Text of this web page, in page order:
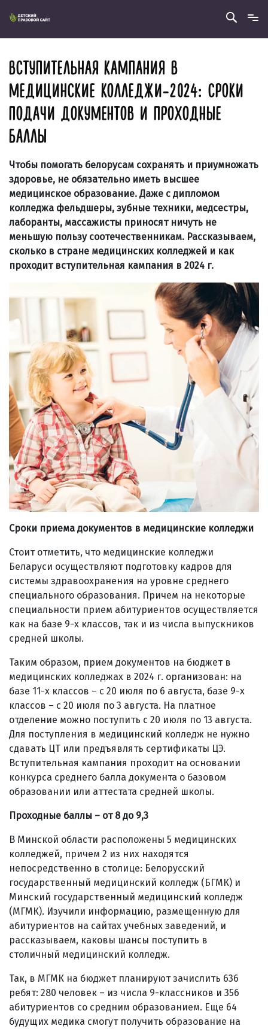
ВСТУПИТЕЛЬНАЯ КАМПАНИЯ В
МЕДИЦИНСКИЕ КОЛЛЕДЖИ-2024: СРОКИ
ПОДАЧИ ДОКУМЕНТОВ И ПРОХОДНЫЕ
БАЛЛЫ
Чтобы помогать белорусам сохранять и приумножать
здоровье, не обязательно иметь высшее
медицинское образование. Даже с дипломом
колледжа фельдшеры, зубные техники, медсестры,
лаборанты, массажисты приносят ничуть не
меньшую пользу соотечественникам. Рассказываем,
сколько в стране медицинских колледжей и как
проходит вступительная кампания в 2024 г.
Сроки приема документов в медицинские колледжи
Стоит отметить, что медицинские колледжи
Беларуси осуществляют подготовку кадров для
системы здравоохранения на уровне среднего
специального образования. Причем на некоторые
специальности прием абитуриентов осуществляется
как на базе 9-х классов, так и из числа выпускников
средней школы.
Таким образом, прием документов на бюджет в
медицинских колледжах в 2024 г. организован: на
базе 11-х классов – с 20 июля по 6 августа, базе 9-х
классов – с 20 июля по 3 августа. На платное
отделение можно поступить с 20 июля по 13 августа.
Для поступления в медицинский колледж не нужно
сдавать ЦТ или предъявлять сертификаты ЦЭ.
Вступительная кампания проходит на основании
конкурса среднего балла документа о базовом
образовании или аттестата средней школы.
Проходные баллы – от 8 до 9,3
В Минской области расположены 5 медицинских
колледжей, причем 2 из них находятся
непосредственно в столице: Белорусский
государственный медицинский колледж (БГМК) и
Минский государственный медицинский колледж
(МГМК). Изучили информацию, размещенную для
абитуриентов на сайтах учебных заведений, и
рассказываем, каковы шансы поступить в
столичный медицинский колледж.
Так, в МГМК на бюджет планируют зачислить 636
ребят: 280 человек – из числа 9-классников и 356
абитуриентов со средним образованием. Еще 64
будущих медика смогут получить образование на